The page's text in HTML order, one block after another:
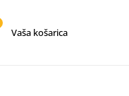
Vaša košarica